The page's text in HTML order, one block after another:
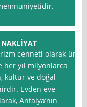
NAKLİYAT
cenneti olarak ün
her yıl milyonlarca
kültür ve doğal
Evden eve
Antalya’nın